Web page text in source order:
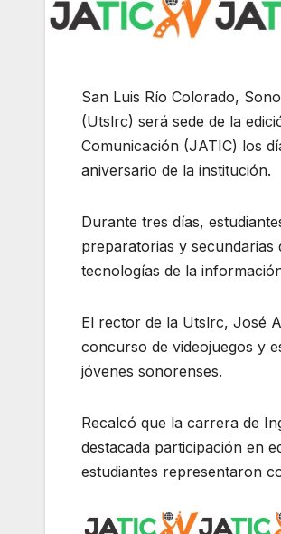
San Luis Río Colorado,
(Utslrc) será sede de la
Comunicación (JATIC) los
aniversario de la institución.
Durante tres días,
preparatorias y secundarias
tecnologías de la
El rector de la Utslrc, José
concurso de videojuegos y
jóvenes sonorenses.
Recalcó que la carrera de
destacada participación en
estudiantes representaron